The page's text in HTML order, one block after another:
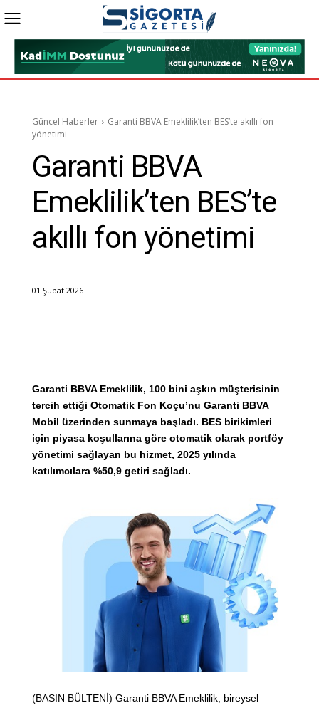
Güncel Haberler
Garanti BBVA Emeklilik’ten BES’te akıllı fon
yönetimi
Garanti BBVA
Emeklilik’ten BES’te
akıllı fon yönetimi
01 Şubat 2026
Garanti BBVA Emeklilik, 100 bini aşkın müşterisinin
tercih ettiği Otomatik Fon Koçu’nu Garanti BBVA
Mobil üzerinden sunmaya başladı. BES birikimleri
için piyasa koşullarına göre otomatik olarak portföy
yönetimi sağlayan bu hizmet, 2025 yılında
katılımcılara %50,9 getiri sağladı.
(BASIN BÜLTENİ) Garanti BBVA Emeklilik, bireysel